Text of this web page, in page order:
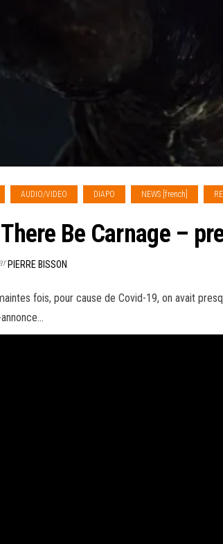
AUDIO/VIDEO DIAPO NEWS [french]
Be Carnage –
PIERRE BISSON
fois, pour cause de Covid-19, on avait